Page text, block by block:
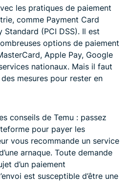
les pratiques de paiement
comme Payment Card
(PCI DSS). Il est
options de paiement
Apple Pay, Google
nationaux. Mais il faut
mesures pour rester en
conseils de Temu : passez
pour payer les
vous recommande un service
arnaque. Toute demande
d’un paiement
est susceptible d’être une